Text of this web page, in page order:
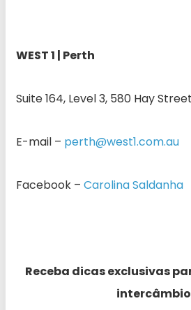
WEST 1 | Perth
Suite 164, Level 3, 580 Hay
E-mail – perth@west1.com.au
Facebook – Carolina Saldanha
Receba dicas exclusivas